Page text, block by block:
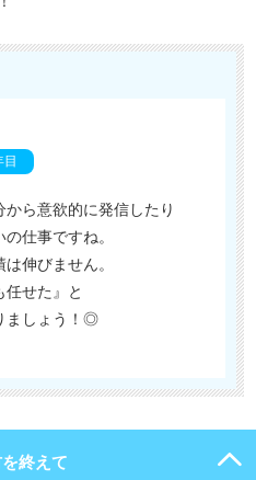
ら意欲的に発信したり
仕事ですね。
伸びません。
せた』と
ましょう！◎
終えて